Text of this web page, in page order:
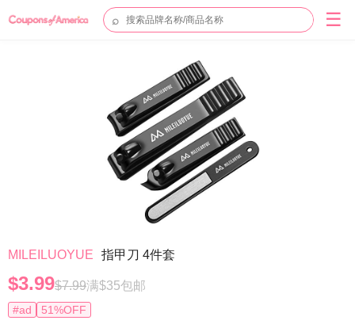
⌕ ☰
MILEILUOYUE 指甲刀 4件套
$3.99$7.99满$35包邮
#ad 51%OFF